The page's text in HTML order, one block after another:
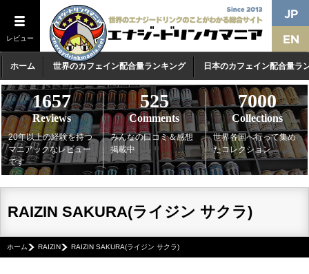
レビュー
ホーム 世界のカフェイン配合量ランキング 日本のカフェイン配合量ラ
1657
Reviews
20年以上の経験を持つ
マニアックなレビュー
です
525
Comments
みんなの口コミ＆感想
掲載中
7000
Collections
世界各国へ行って集め
たコレクション
RAIZIN SAKURA(ライジン サクラ)
ホーム RAIZIN RAIZIN SAKURA(ライジン サクラ)